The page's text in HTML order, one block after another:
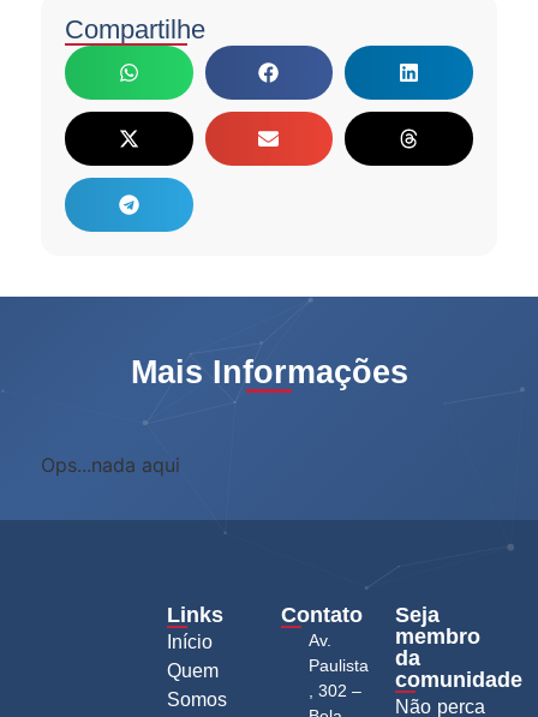
Compartilhe
Mais Informações
Ops...nada aqui
Links
Início
Quem
Somos
Contato
Av.
Paulista
, 302 –
Seja
membro
da
comunidade
Não perca